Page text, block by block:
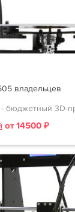
владельцев
бюджетный 3D-
от 14500 ₽